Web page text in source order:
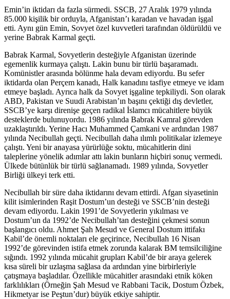
Emin’in iktidarı da fazla sürmedi. SSCB, 27 Aralık 1979 yılında
85.000 kişilik bir orduyla, Afganistan’ı karadan ve havadan işgal
etti. Aynı gün Emin, Sovyet özel kuvvetleri tarafından öldürüldü ve
yerine Babrak Karmal geçti.
Babrak Karmal, Sovyetlerin desteğiyle Afganistan üzerinde
egemenlik kurmaya çalıştı. Lakin bunu bir türlü başaramadı.
Komünistler arasında bölünme hala devam ediyordu. Bu sefer
iktidarda olan Perçem kanadı, Halk kanadını tasfiye etmeye ve idam
etmeye başladı. Ayrıca halk da Sovyet işgaline tepkiliydi. Son olarak
ABD, Pakistan ve Suudi Arabistan’ın başını çektiği dış devletler,
SSCB’ye karşı direnişe geçen radikal İslamcı mücahitlere büyük
desteklerde bulunuyordu. 1986 yılında Babrak Kamral görevden
uzaklaştırıldı. Yerine Hacı Muhammed Çamkani ve ardından 1987
yılında Necibullah geçti. Necibullah daha ılımlı politikalar izlemeye
çalıştı. Yeni bir anayasa yürürlüğe soktu, mücahitlerin dini
taleplerine yönelik adımlar attı lakin bunların hiçbiri sonuç vermedi.
Ülkede bütünlük bir türlü sağlanamadı. 1989 yılında, Sovyetler
Birliği ülkeyi terk etti.
Necibullah bir süre daha iktidarını devam ettirdi. Afgan siyasetinin
kilit isimlerinden Raşit Dostum’un desteği ve SSCB’nin desteği
devam ediyordu. Lakin 1991’de Sovyetlerin yıkılması ve
Dostum’un da 1992’de Necibullah’tan desteğini çekmesi sonun
başlangıcı oldu. Ahmet Şah Mesud ve General Dostum ittifakı
Kabil’de önemli noktaları ele geçirince, Necibullah 16 Nisan
1992’de görevinden istifa etmek zorunda kalarak BM temsilciliğine
sığındı. 1992 yılında mücahit grupları Kabil’de bir araya gelerek
kısa süreli bir uzlaşma sağlasa da ardından yine birbirleriyle
çatışmaya başladılar. Özellikle mücahitler arasındaki etnik köken
farklılıkları (Örneğin Şah Mesud ve Rabbani Tacik, Dostum Özbek,
Hikmetyar ise Peştun’dur) büyük etkiye sahiptir.